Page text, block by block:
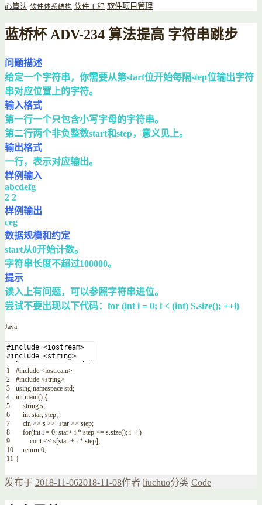
心算法 软件体系结构 软件工程 软件项目管理
蓝桥杯 ADV-234 算法提高 字符串跳步
问题描述
给定一个字符串，你需要从第start位开始每隔step位输出字符
串对应位置上的字符。
输入格式
第一行一个只包含小写字母的字符串。
第二行两个非负整数start和step，意义见上。
输出格式
一行，表示对应输出。
样例输入
abcdefg
2 2
样例输出
ceg
数据规模和约定
start从0开始计数。
字符串长度不超过100000。
提示
读入上有问题，可以参照字符串进位。
尝试不要出现以下代码：for (int i = 0; i < (int) S.size(); ++i)
Java
1
2
3
4
5
6
7
8
9
10
11
#include <iostream>
#include <string>
using namespace std;
int main() {
string s;
int star, step;
cin >> s >> star >> step;
for(int i = 0; star+ i * step <= s.size(); i++)
cout << s[star + i * step];
return 0;
}
发布于 2018-11-062018-11-08作者 liuchuo分类 Code